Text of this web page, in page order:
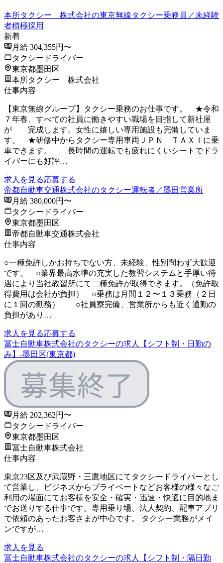
本所タクシー 株式会社の東京無線タクシー乗務員／未経験
者積極採用
新着
月給 304,355円〜
タクシードライバー
東京都墨田区
本所タクシー 株式会社
仕事内容
【東京無線グループ】タクシー乗務のお仕事です。 ★令和
７年春、すべての社員に働きやすい職場を目指して新社屋
が 完成します。女性に嬉しい専用施設も完備していま
す。 ★研修中からタクシー専用車両ＪＰＮ ＴＡＸＩに乗
車できます。 長時間の運転でも疲れにくいシートでドラ
イバーにも好評…
求人を見る応募する
帝都自動車交通株式会社のタクシー運転者／墨田営業所
月給 380,000円〜
タクシードライバー
東京都墨田区
帝都自動車交通株式会社
仕事内容
○一種免許しかお持ちでない方、未経験、性別問わず大歓迎
です。 ○業界最高水準の充実した教習システムと手厚い待
遇により当社教習所にて二種免許が取得できます。（免許取
得費用は会社が負担） ○乗務は月間１２〜１３乗務（２日
に１回の勤務） ○社員寮完備、営業所からも近く通勤の
負担があり…
求人を見る応募する
冨士自動車株式会社のタクシーの求人【シフト制・日勤の
み】-墨田区(東京都)
月給 202,362円〜
タクシードライバー
東京都墨田区
冨士自動車株式会社
仕事内容
東京23区及び武蔵野・三鷹地区にてタクシードライバーとし
て営業し、ビジネスからプライベートなどお客様の様々なご
利用の場面にてお客様を安全・確実・迅速・快適に目的地ま
でお送りする仕事です。専用乗り場、法人契約、配車アプリ
で依頼のあったお客さまが中心です。 タクシー業務がメイ
ンですが…
求人を見る
冨士自動車株式会社のタクシーの求人【シフト制・隔日勤